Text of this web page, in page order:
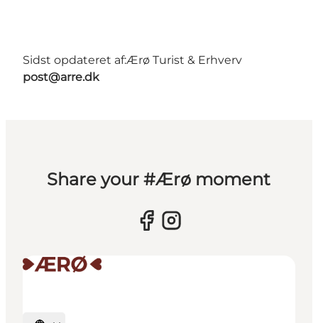
Sidst opdateret af:Ærø Turist & Erhverv
post@arre.dk
Share your #Ærø moment